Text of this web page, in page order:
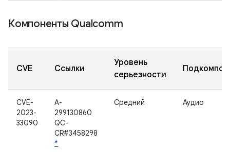
Компоненты Qualcomm
CVE Ссылки
Уровень
серьезности
CVE-
2023-
33090
A-
299130860
QC-
CR#3458298
*
Средний Аудио